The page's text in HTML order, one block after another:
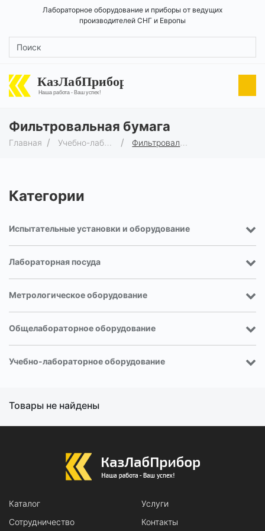
Лабораторное оборудование и приборы от ведущих
производителей СНГ и Европы
КазЛабПрибор
Наша работа - Ваш успех!
Фильтровальная бумага
Главная Учебно-лабораторное оборудование Фильтровальная бумага
Категории
Испытательные установки и оборудование
Лабораторная посуда
Метрологическое оборудование
Общелабораторное оборудование
Учебно-лабораторное оборудование
Товары не найдены
Каталог
Услуги
Сотрудничество
Контакты